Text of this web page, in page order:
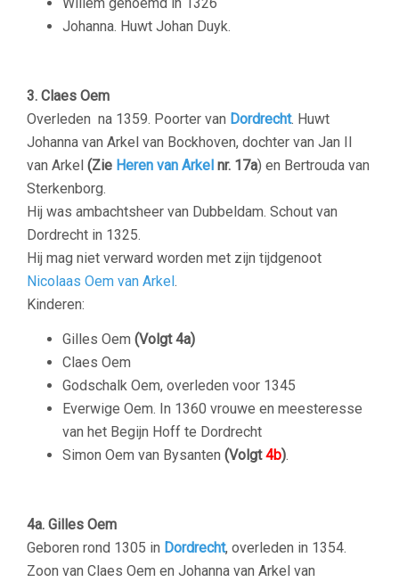
Johanna. Huwt Johan Duyk.
3. Claes Oem
Overleden na 1359. Poorter van Dordrecht. Huwt
Johanna van Arkel van Bockhoven, dochter van Jan II
van Arkel (Zie Heren van Arkel nr. 17a) en Bertrouda van
Sterkenborg.
Hij was ambachtsheer van Dubbeldam. Schout van
Dordrecht in 1325.
Hij mag niet verward worden met zijn tijdgenoot
Nicolaas Oem van Arkel.
Kinderen:
Gilles Oem (Volgt 4a)
Claes Oem
Godschalk Oem, overleden voor 1345
Everwige Oem. In 1360 vrouwe en meesteresse
van het Begijn Hoff te Dordrecht
Simon Oem van Bysanten (Volgt4b).
4a. Gilles Oem
Geboren rond 1305 in Dordrecht, overleden in 1354.
Zoon van Claes Oem en Johanna van Arkel van